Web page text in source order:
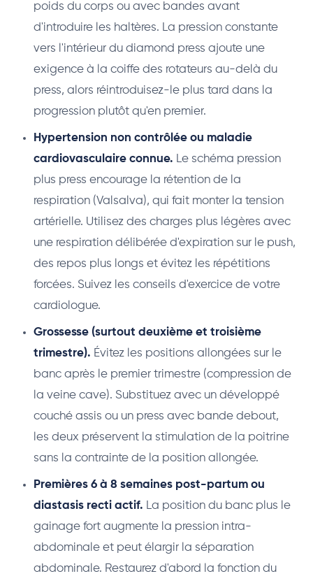
poids du corps ou avec bandes avant
d'introduire les haltères. La pression constante
vers l'intérieur du diamond press ajoute une
exigence à la coiffe des rotateurs au-delà du
press, alors réintroduisez-le plus tard dans la
progression plutôt qu'en premier.
Hypertension non contrôlée ou maladie
cardiovasculaire connue. Le schéma pression
plus press encourage la rétention de la
respiration (Valsalva), qui fait monter la tension
artérielle. Utilisez des charges plus légères avec
une respiration délibérée d'expiration sur le push,
des repos plus longs et évitez les répétitions
forcées. Suivez les conseils d'exercice de votre
cardiologue.
Grossesse (surtout deuxième et troisième
trimestre). Évitez les positions allongées sur le
banc après le premier trimestre (compression de
la veine cave). Substituez avec un développé
couché assis ou un press avec bande debout,
les deux préservent la stimulation de la poitrine
sans la contrainte de la position allongée.
Premières 6 à 8 semaines post-partum ou
diastasis recti actif. La position du banc plus le
gainage fort augmente la pression intra-
abdominale et peut élargir la séparation
abdominale. Restaurez d'abord la fonction du